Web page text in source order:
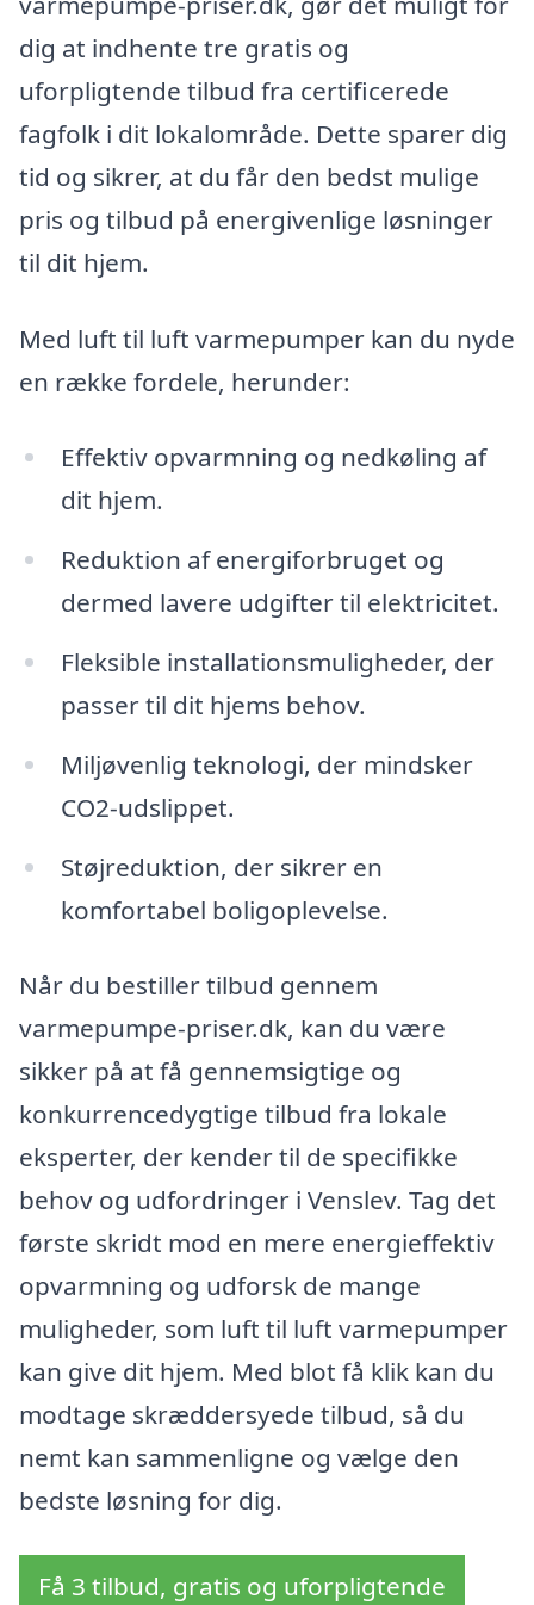
dig at indhente tre gratis og
uforpligtende tilbud fra certificerede
fagfolk i dit lokalområde. Dette sparer dig
tid og sikrer, at du får den bedst mulige
pris og tilbud på energivenlige løsninger
til dit hjem.
Med luft til luft varmepumper kan du nyde
en række fordele, herunder:
Effektiv opvarmning og nedkøling af
dit hjem.
Reduktion af energiforbruget og
dermed lavere udgifter til elektricitet.
Fleksible installationsmuligheder, der
passer til dit hjems behov.
Miljøvenlig teknologi, der mindsker
CO2-udslippet.
Støjreduktion, der sikrer en
komfortabel boligoplevelse.
Når du bestiller tilbud gennem
varmepumpe-priser.dk, kan du være
sikker på at få gennemsigtige og
konkurrencedygtige tilbud fra lokale
eksperter, der kender til de specifikke
behov og udfordringer i Venslev. Tag det
første skridt mod en mere energieffektiv
opvarmning og udforsk de mange
muligheder, som luft til luft varmepumper
kan give dit hjem. Med blot få klik kan du
modtage skræddersyede tilbud, så du
nemt kan sammenligne og vælge den
bedste løsning for dig.
Få 3 tilbud, gratis og uforpligtende